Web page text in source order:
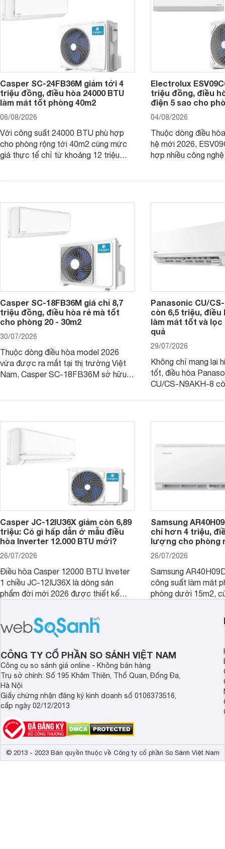
Casper SC-24FB36M giảm tới 4
triệu đồng, điều hòa 24000 BTU
làm mát tốt phòng 40m2
06/08/2026
Với công suất 24000 BTU phù hợp
cho phòng rộng tới 40m2 cùng mức
giá thực tế chỉ từ khoảng 12 triệu
Electrolux
triệu đồng, điều
điện 5 sao cho
04/08/2026
Thuộc dòng điều
hệ mới 2026,
hợp nhiều công
Casper SC-18FB36M giá chỉ 8,7
triệu đồng, điều hòa rẻ mà tốt
cho phòng 20 - 30m2
30/07/2026
Thuộc dòng điều hòa model 2026
vừa được ra mắt tại thị trường Việt
Nam, Casper SC-18FB36M sở hữu
nhiều tính năng và công nghệ hiện đại.
Panasonic CU/
còn 6,5 triệu, điều
làm mát tốt và lọc
quả
29/07/2026
Không chỉ mang lại
tốt, điều hòa
CU/CS-N9AKH-8
Casper JC-12IU36X giảm còn 6,89
triệu: Có gì hấp dẫn ở mẫu điều
hòa Inverter 12.000 BTU mới?
26/07/2026
Điều hòa Casper 12000 BTU Inveter
1 chiều JC-12IU36X là dòng sản
phẩm đời mới 2026 được thiết kế
sở hữu khả năng làm mát tốt mà còn
có giá bán rất hợp lý.
Samsung
chỉ hơn 4 triệu,
lượng cho phòng
26/07/2026
Samsung
công suất làm mát
phòng dưới 15m2,
phòng ngủ, phòng
CÔNG TY CỔ PHẦN SO SÁNH VIỆT NAM
Công cụ so sánh giá online - Không bán hàng
Trụ sở chính: Số 195 Khâm Thiên, Thổ Quan, Đống Đa,
Hà Nội
Giấy chứng nhận đăng ký kinh doanh số 0106373516,
cấp ngày 02/12/2013
© 2013 - 2023 Bản quyền thuộc về Công ty cổ phần So Sánh Việt Nam